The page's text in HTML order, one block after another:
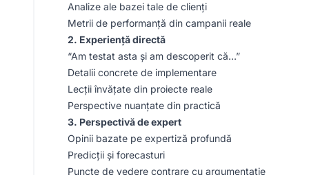
Analize ale bazei tale de clienți
Metrii de performanță din campanii reale
2. Experiență directă
“Am testat asta și am descoperit că…”
Detalii concrete de implementare
Lecții învățate din proiecte reale
Perspective nuanțate din practică
3. Perspectivă de expert
Opinii bazate pe expertiză profundă
Predicții și forecasturi
Puncte de vedere contrare cu argumentație